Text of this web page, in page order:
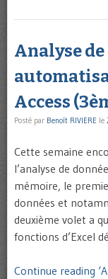
Analyse
Access
Posté par Benoît RIVIERE le
Cette semaine
l’analyse de
mémoire, le
données et
deuxième volet a
fonctions d’Excel
Continue reading